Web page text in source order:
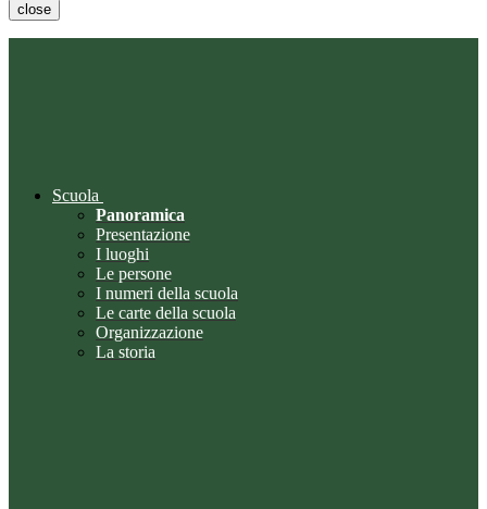
close
Scuola
Panoramica
Presentazione
I luoghi
Le persone
I numeri della scuola
Le carte della scuola
Organizzazione
La storia